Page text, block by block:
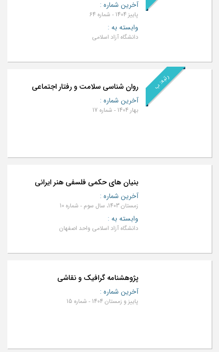
آخرین شماره :
پاییز 1404 - شماره 64
وابسته به :
دانشگاه آزاد اسلامی
رتبه: ب روان‌ شناسی سلامت و رفتار اجتماعی
آخرین شماره :
بهار 1404 - شماره 17
بنیان های حکمی فلسفی هنر ایرانی
آخرین شماره :
زمستان 1403، سال سوم - شماره 10
وابسته به :
دانشگاه آزاد اسلامی واحد اصفهان
پژوهشنامه گرافیک و نقاشی
آخرین شماره :
پاییز و زمستان 1404 - شماره 15